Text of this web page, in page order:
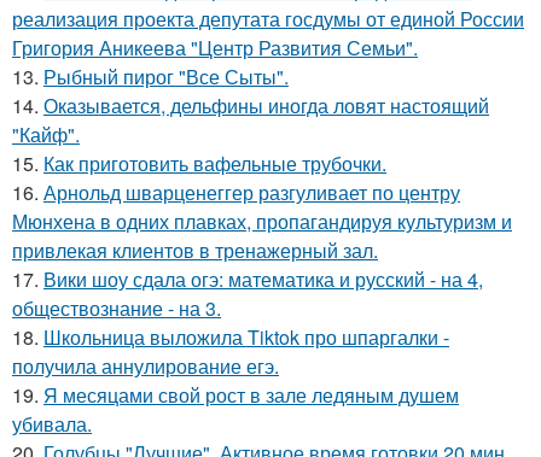
реализация проекта депутата госдумы от единой России
Григория Аникеева "Центр Развития Семьи".
13. Рыбный пирог "Все Сыты".
14. Оказывается, дельфины иногда ловят настоящий
"Кайф".
15. Как приготовить вафельные трубочки.
16. Арнольд шварценеггер разгуливает по центру
Мюнхена в одних плавках, пропагандируя культуризм и
привлекая клиентов в тренажерный зал.
17. Вики шоу сдала огэ: математика и русский - на 4,
обществознание - на 3.
18. Школьница выложила Tiktok про шпаргалки -
получила аннулирование егэ.
19. Я месяцами свой рост в зале ледяным душем
убивала.